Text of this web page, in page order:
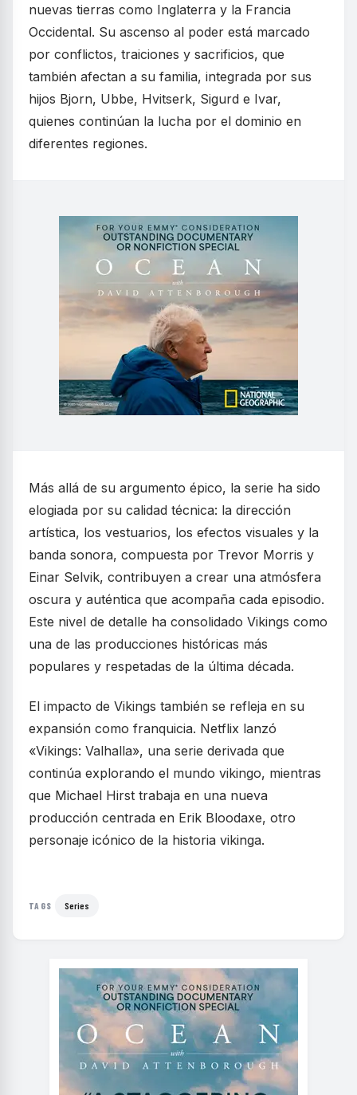
nuevas tierras como Inglaterra y la Francia
Occidental. Su ascenso al poder está marcado
por conflictos, traiciones y sacrificios, que
también afectan a su familia, integrada por sus
hijos Bjorn, Ubbe, Hvitserk, Sigurd e Ivar,
quienes continúan la lucha por el dominio en
diferentes regiones.
Más allá de su argumento épico, la serie ha sido
elogiada por su calidad técnica: la dirección
artística, los vestuarios, los efectos visuales y la
banda sonora, compuesta por Trevor Morris y
Einar Selvik, contribuyen a crear una atmósfera
oscura y auténtica que acompaña cada episodio.
Este nivel de detalle ha consolidado Vikings como
una de las producciones históricas más
populares y respetadas de la última década.
El impacto de Vikings también se refleja en su
expansión como franquicia. Netflix lanzó
«Vikings: Valhalla», una serie derivada que
continúa explorando el mundo vikingo, mientras
que Michael Hirst trabaja en una nueva
producción centrada en Erik Bloodaxe, otro
personaje icónico de la historia vikinga.
TAGS Series